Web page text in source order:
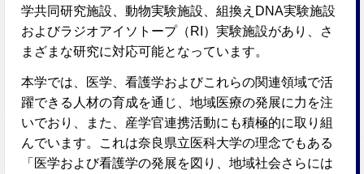
学共同研究施設、動物実験施設、組換えDNA実験施設
およびラジオアイソトープ（RI）実験施設があり、さ
まざまな研究に対応可能となっています。
本学では、医学、看護学およびこれらの関連領域で活
躍できる人材の育成を通じ、地域医療の発展に力を注
いでおり、また、産学官連携活動にも積極的に取り組
んでいます。これは奈良県立医科大学の理念でもある
「医学および看護学の発展を図り、地域社会さらには